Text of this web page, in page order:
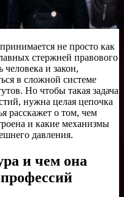
не просто как
стержней правового
и закон,
в сложной системе
Но чтобы такая задача
нужна целая цепочка
расскажет о том, чем
и какие механизмы
давления.
и чем она